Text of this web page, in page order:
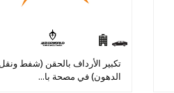
تكبير الأرداف بالحقن (شفط ونقل
الدهون) في مصحة با...